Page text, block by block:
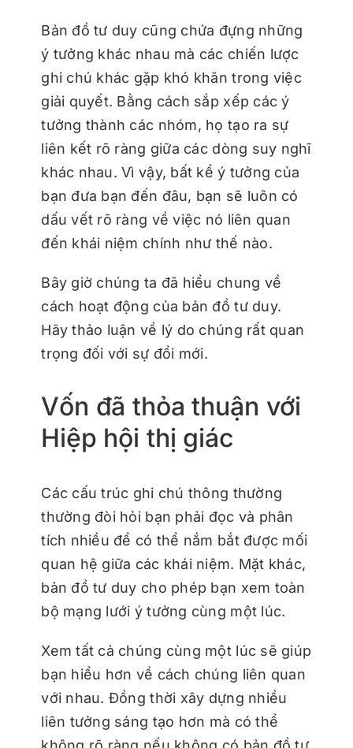
Bản đồ tư duy cũng chứa đựng những
ý tưởng khác nhau mà các chiến lược
ghi chú khác gặp khó khăn trong việc
giải quyết. Bằng cách sắp xếp các ý
tưởng thành các nhóm, họ tạo ra sự
liên kết rõ ràng giữa các dòng suy nghĩ
khác nhau. Vì vậy, bất kể ý tưởng của
bạn đưa bạn đến đâu, bạn sẽ luôn có
dấu vết rõ ràng về việc nó liên quan
đến khái niệm chính như thế nào.
Bây giờ chúng ta đã hiểu chung về
cách hoạt động của bản đồ tư duy.
Hãy thảo luận về lý do chúng rất quan
trọng đối với sự đổi mới.
Vốn đã thỏa thuận với
Hiệp hội thị giác
Các cấu trúc ghi chú thông thường
thường đòi hỏi bạn phải đọc và phân
tích nhiều để có thể nắm bắt được mối
quan hệ giữa các khái niệm. Mặt khác,
bản đồ tư duy cho phép bạn xem toàn
bộ mạng lưới ý tưởng cùng một lúc.
Xem tất cả chúng cùng một lúc sẽ giúp
bạn hiểu hơn về cách chúng liên quan
với nhau. Đồng thời xây dựng nhiều
liên tưởng sáng tạo hơn mà có thể